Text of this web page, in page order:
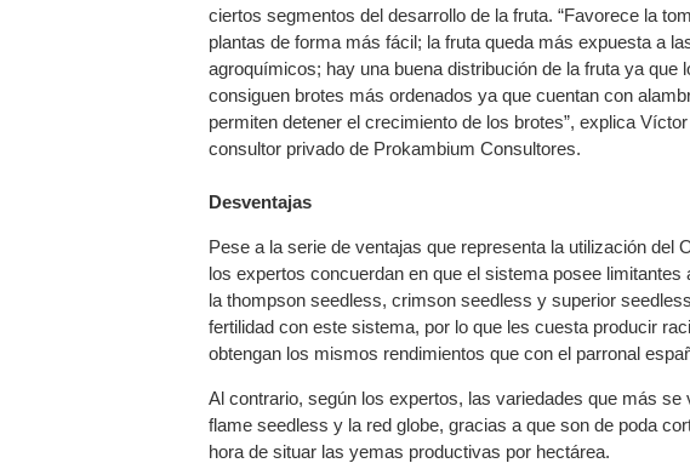
ciertos segmentos del desarrollo de la fruta. “Favorece la
plantas de forma más fácil; la fruta queda más expuesta a
agroquímicos; hay una buena distribución de la fruta ya
consiguen brotes más ordenados ya que cuentan con
permiten detener el crecimiento de los brotes”, explica
consultor privado de Prokambium Consultores.
Desventajas
Pese a la serie de ventajas que representa la utilización del
los expertos concuerdan en que el sistema posee
la thompson seedless, crimson seedless y superior
fertilidad con este sistema, por lo que les cuesta producir
obtengan los mismos rendimientos que con el parronal
Al contrario, según los expertos, las variedades que más
flame seedless y la red globe, gracias a que son de poda
hora de situar las yemas productivas por hectárea.